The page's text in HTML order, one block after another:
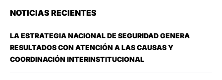
NOTICIAS RECIENTES
LA ESTRATEGIA NACIONAL DE SEGURIDAD GENERA
RESULTADOS CON ATENCIÓN A LAS CAUSAS Y
COORDINACIÓN INTERINSTITUCIONAL